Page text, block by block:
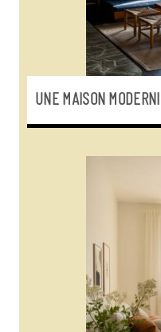
UNE MAISON